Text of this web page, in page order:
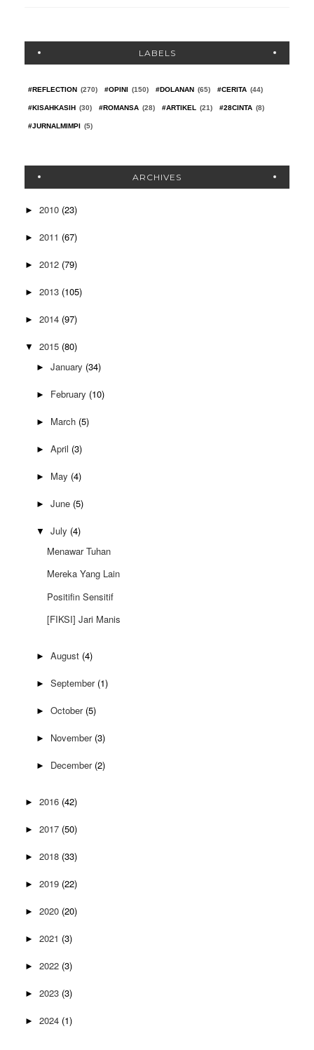
LABELS
#REFLECTION (270) #OPINI (150) #DOLANAN (65) #CERITA (44)
#KISAHKASIH (30) #ROMANSA (28) #ARTIKEL (21) #28CINTA (8)
#JURNALMIMPI (5)
ARCHIVES
► 2010 (23)
► 2011 (67)
► 2012 (79)
► 2013 (105)
► 2014 (97)
▼ 2015 (80)
► January (34)
► February (10)
► March (5)
► April (3)
► May (4)
► June (5)
▼ July (4)
Menawar Tuhan
Mereka Yang Lain
Positifin Sensitif
[FIKSI] Jari Manis
► August (4)
► September (1)
► October (5)
► November (3)
► December (2)
► 2016 (42)
► 2017 (50)
► 2018 (33)
► 2019 (22)
► 2020 (20)
► 2021 (3)
► 2022 (3)
► 2023 (3)
► 2024 (1)